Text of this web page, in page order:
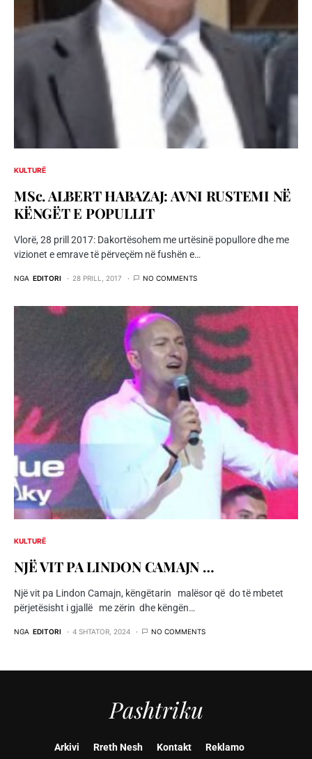
KULTURË
MSc. ALBERT HABAZAJ: AVNI RUSTEMI NË
KËNGËT E POPULLIT
Vlorë, 28 prill 2017: Dakortësohem me urtësinë popullore dhe me
vizionet e emrave të përveçëm në fushën e…
NGA EDITORI 28 PRILL, 2017 NO COMMENTS
KULTURË
NJË VIT PA LINDON CAMAJN …
Një vit pa Lindon Camajn, këngëtarin malësor që do të mbetet
përjetësisht i gjallë me zërin dhe këngën…
NGA EDITORI 4 SHTATOR, 2024 NO COMMENTS
Pashtriku
Arkivi Rreth Nesh Kontakt Reklamo